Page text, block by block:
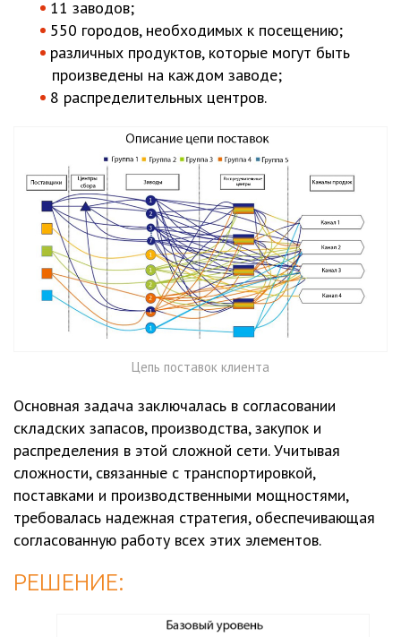
11 заводов;
550 городов, необходимых к посещению;
различных продуктов, которые могут быть
произведены на каждом заводе;
8 распределительных центров.
Цепь поставок клиента
Основная задача заключалась в согласовании
складских запасов, производства, закупок и
распределения в этой сложной сети. Учитывая
сложности, связанные с транспортировкой,
поставками и производственными мощностями,
требовалась надежная стратегия, обеспечивающая
согласованную работу всех этих элементов.
РЕШЕНИЕ: